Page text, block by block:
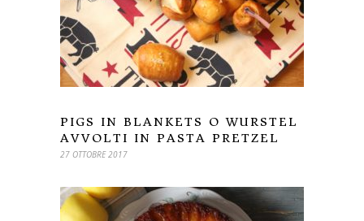
PIGS IN BLANKETS O WURSTEL
AVVOLTI IN PASTA PRETZEL
27 OTTOBRE 2017